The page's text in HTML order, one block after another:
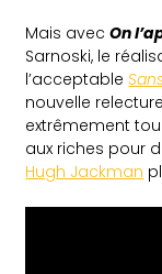
Mais avecOn
Sarnoski, le
l’acceptable
nouvelle
extrêmement
aux riches pour
Hugh Jackman